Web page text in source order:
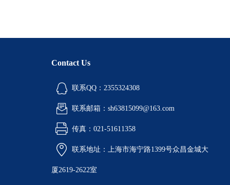
Contact Us
联系QQ：2355324308
联系邮箱：sh63815099@163.com
传真：021-51611358
联系地址：上海市海宁路1399号众昌金城大
厦2619-2622室